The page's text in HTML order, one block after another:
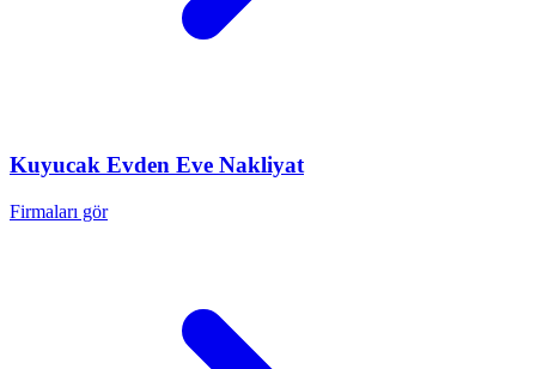
Kuyucak Evden Eve Nakliyat
Firmaları gör